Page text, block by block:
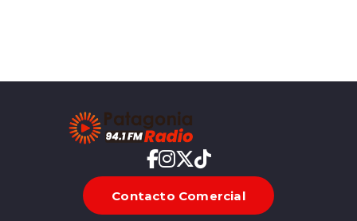
Contacto Comercial